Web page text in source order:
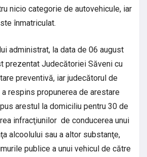
nicio categorie de autovehicule, iar
înmatriculat.
administrat, la data de 06 august
prezentat Judecătoriei Săveni cu
preventivă, iar judecătorul de
respins propunerea de arestare
arestul la domiciliu pentru 30 de
infracţiunilor de conducerea unui
alcoolului sau a altor substanţe,
publice a unui vehicul de către